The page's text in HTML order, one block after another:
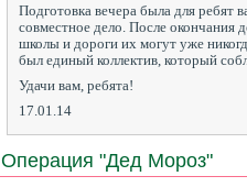
Подготовка вечера была для ребят
совместное дело. После окончания
школы и дороги их могут уже
был единый коллектив, который
Удачи вам, ребята!
17.01.14
Операция "Дед Мороз"